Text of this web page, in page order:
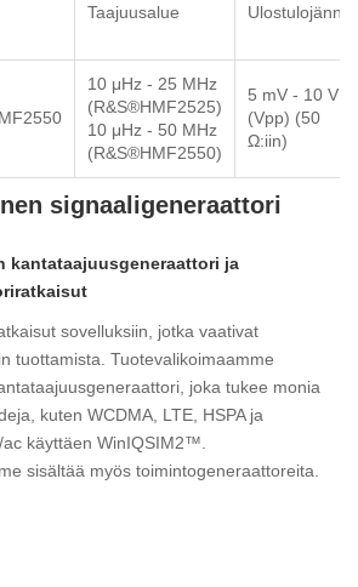
Taajuusalue
10 μHz - 25 MHz
(R&S®HMF2525)
10 μHz - 50 MHz
(R&S®HMF2550)
5 mV - 10 V
(Vpp) (50
Ω:iin)
signaaligeneraattori
kantataajuusgeneraattori ja
sovelluksiin, jotka vaativat
tuottamista. Tuotevalikoimaamme
joka tukee monia
kuten WCDMA, LTE, HSPA ja
ac käyttäen WinIQSIM2™.
sisältää myös toimintogeneraattoreita.